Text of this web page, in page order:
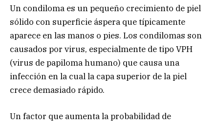
Un condiloma es un pequeño crecimiento de piel
sólido con superficie áspera que típicamente
aparece en las manos o pies. Los condilomas son
causados por virus, especialmente de tipo VPH
(virus de papiloma humano) que causa una
infección en la cual la capa superior de la piel
crece demasiado rápido.
Un factor que aumenta la probabilidad de